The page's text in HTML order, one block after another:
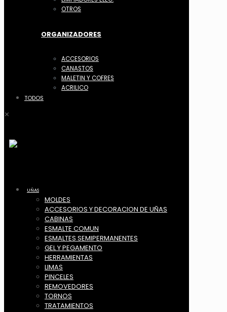
OTROS
ORGANIZADORES
ACCESORIOS
CANASTOS
MALETIN Y COFRES
ACRILICO
TODOS
✕
UÑAS
MOLDES
ACCESORIOS Y DECORACION DE UÑAS
CABINAS
ESMALTE COMUN
ESMALTES SEMIPERMANENTES
GEL Y PEGAMENTO
HERRAMIENTAS
LIMAS
PINCELES
REMOVEDORES
TORNOS
TRATAMIENTOS